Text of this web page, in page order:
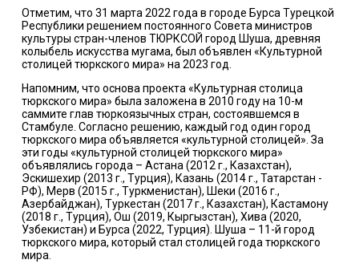
Отметим, что 31 марта 2022 года в городе Бурса Турецкой
Республики решением постоянного Совета министров
культуры стран-членов ТЮРКСОЙ город Шуша, древняя
колыбель искусства мугама, был объявлен «Культурной
столицей тюркского мира» на 2023 год.
Напомним, что основа проекта «Культурная столица
тюркского мира» была заложена в 2010 году на 10-м
саммите глав тюркоязычных стран, состоявшемся в
Стамбуле. Согласно решению, каждый год один город
тюркского мира объявляется «культурной столицей». За
эти годы «культурной столицей тюркского мира»
объявлялись города – Астана (2012 г., Казахстан),
Эскишехир (2013 г., Турция), Казань (2014 г., Татарстан -
РФ), Мерв (2015 г., Туркменистан), Шеки (2016 г.,
Азербайджан), Туркестан (2017 г., Казахстан), Кастамону
(2018 г., Турция), Ош (2019, Кыргызстан), Хива (2020,
Узбекистан) и Бурса (2022, Турция). Шуша – 11-й город
тюркского мира, который стал столицей года тюркского
мира.